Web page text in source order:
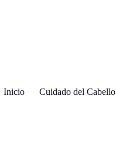
Inicio Cuidado del Cabello